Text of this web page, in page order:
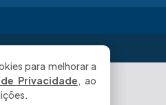
para melhorar a
Privacidade, ao